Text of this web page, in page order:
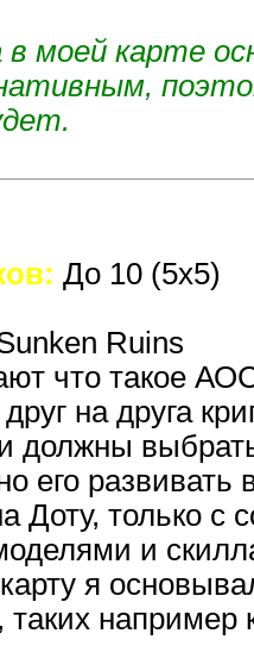
моей карте
До 10 (5х5)
Ruins
что такое
на друга
должны
его развивать
Доту, только с
и
я
например